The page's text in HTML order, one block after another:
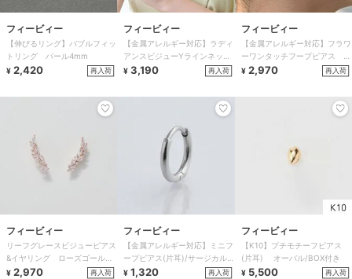
フィービィー
【伸びるリング】バブルフィッ
トリング パール4mm
¥ 2,420 再入荷
フィービィー
【金属アレルギー対応】ラディ
アンスビジューYラインネック
レス シャンパンゴールド
¥ 3,190 再入荷
フィービィー
【金属アレルギー対応】フラワ
ーワンタッチフープピアス ゴ
ールド/サージカルステンレス
¥ 2,970 再入荷
フィービィー
リーフグレースビジューピアス
&イヤリング ローズゴールド/
花モチーフ
¥ 2,970 再入荷
フィービィー
【金属アレルギー対応】ミニフ
ープピアス(片耳)/サージカル
ステンレス シルバー
¥ 1,320 再入荷
フィービィー
【K10】プチモチーフピアス
(片耳) オーバル/BOX付き
¥ 5,500 再入荷